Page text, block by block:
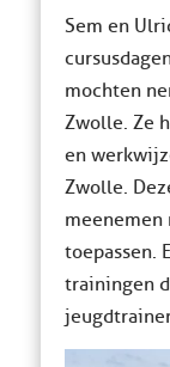
Sem en
mochten
Zwolle. Ze
en
Zwolle.
toepassen.
trainingen